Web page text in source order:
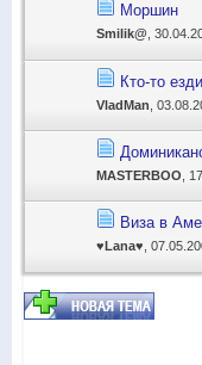
Моршин
Smilik@ ,
Кто-то
VladMan ,
MASTERBOO ,
Виза в
♥Lana♥ ,